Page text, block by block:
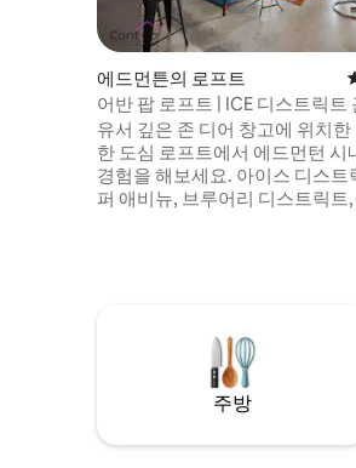
에드먼튼의 로프트
어반 팝 로프트 | ICE 디스트릭트
주차!
유서 깊은 존 디어 창고에 위치한
한 도심 로프트에서 에드먼턴 시
경험을 해보세요. 아이스 디스트
퍼 애비뉴, 브루어리 디스트릭트,
방 시설 완비 화이트 애비뉴 & 대
분 WEM까지 ✔ 20분 오늘 예약하고 어반 로
프트 체험을 예약하세요!
주방